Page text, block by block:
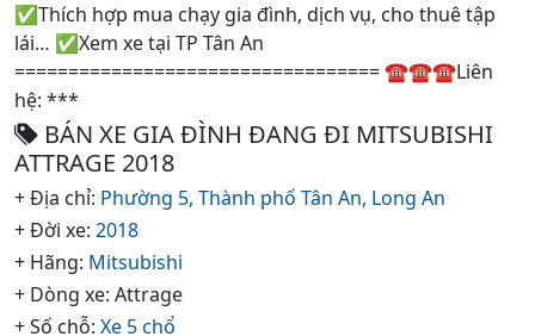
✅Thích hợp mua chạy gia đình, dịch vụ, cho thuê tập
lái… ✅Xem xe tại TP Tân An
================================== ☎️☎️☎️Liên
hệ: ***
BÁN XE GIA ĐÌNH ĐANG ĐI MITSUBISHI
ATTRAGE 2018
+ Địa chỉ: Phường 5, Thành phố Tân An, Long An
+ Đời xe: 2018
+ Hãng: Mitsubishi
+ Dòng xe: Attrage
+ Số chỗ: Xe 5 chổ